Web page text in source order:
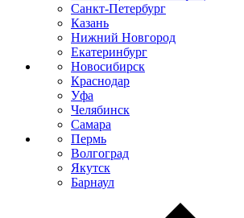
Санкт-Петербург
Казань
Нижний Новгород
Екатеринбург
Новосибирск
Краснодар
Уфа
Челябинск
Самара
Пермь
Волгоград
Якутск
Барнаул